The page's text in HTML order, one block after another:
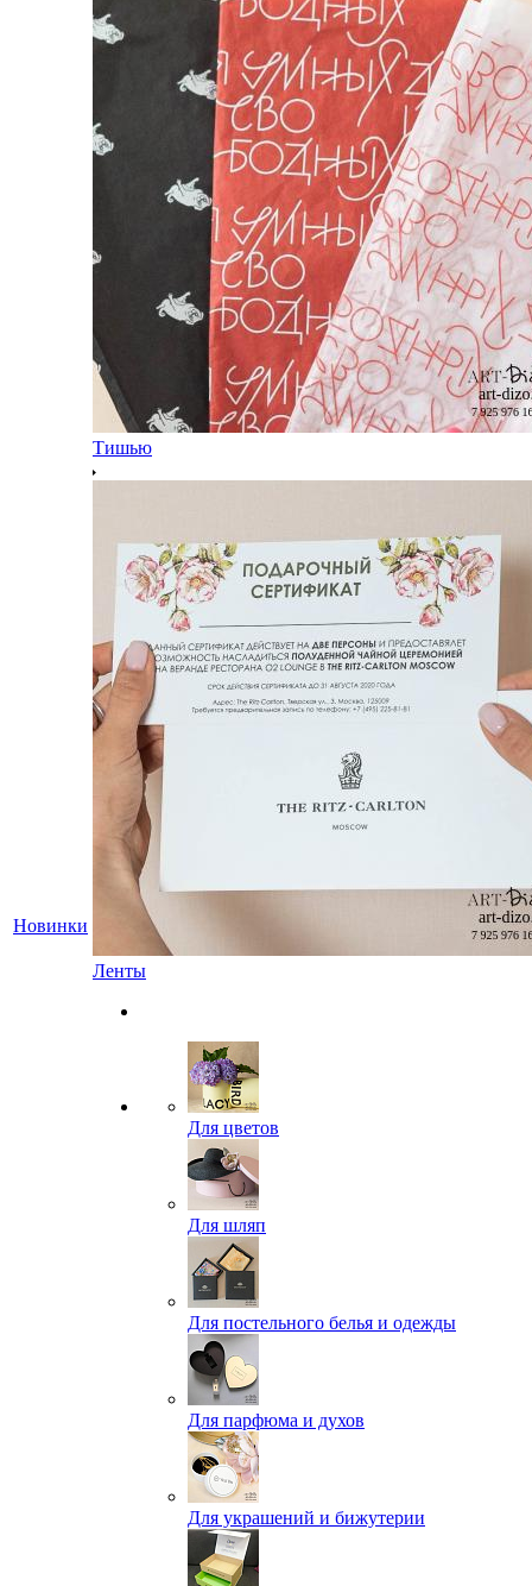
Новинки
Тишью
Ленты
Для цветов
Для шляп
Для постельного белья и одежды
Для парфюма и духов
Для украшений и бижутерии